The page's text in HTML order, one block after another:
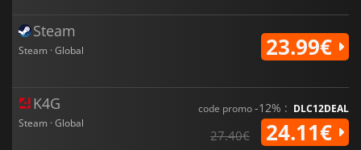
Steam
Steam · Global 23.99€
K4G
Steam · Global
code promo-12% : DLC12DEAL
27.40€ 24.11€